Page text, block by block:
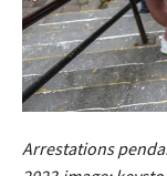
Arrestations